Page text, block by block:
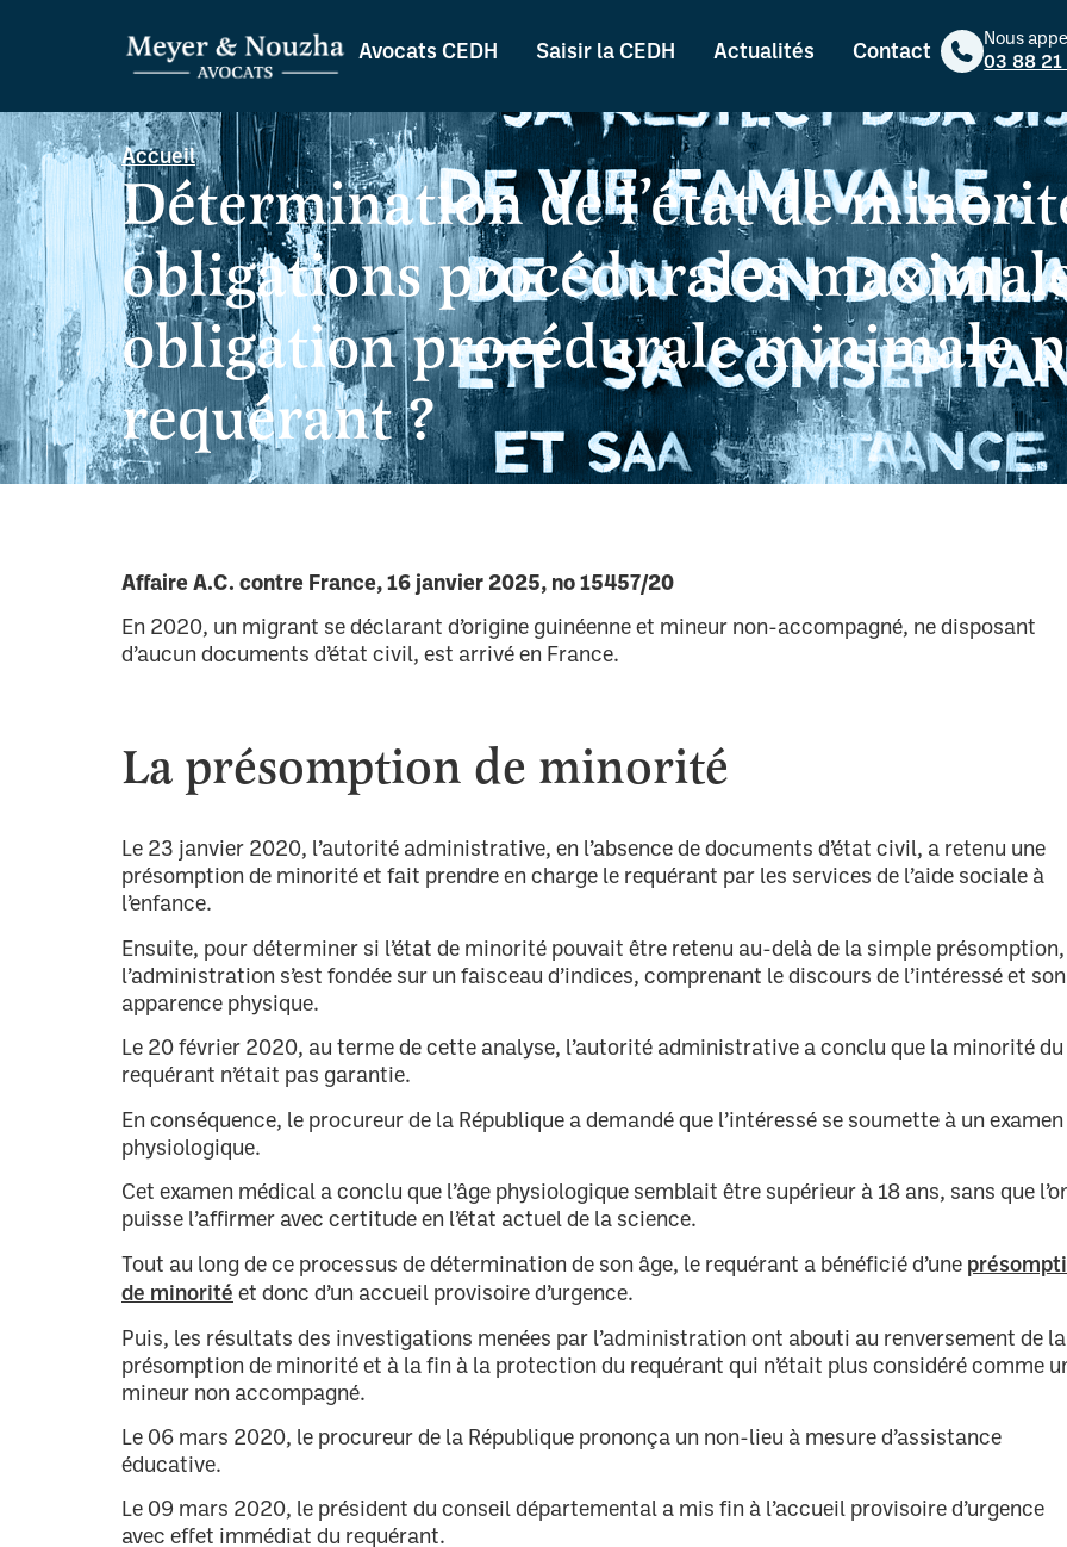
Avocats CEDH Saisir la CEDH Actualités Contact Nous
03 88 21
Accueil
Détermination de l’état de
obligations procédurales
obligation procédurale minimale
requérant ?
Affaire A.C. contre France, 16 janvier 2025, no 15457/20
En 2020, un migrant se déclarant d’origine guinéenne et mineur non-accompagné, ne disposant
d’aucun documents d’état civil, est arrivé en France.
La présomption de minorité
Le 23 janvier 2020, l’autorité administrative, en l’absence de documents d’état civil, a retenu une
présomption de minorité et fait prendre en charge le requérant par les services de l’aide sociale à
l’enfance.
Ensuite, pour déterminer si l’état de minorité pouvait être retenu au-delà de la simple présomption,
l’administration s’est fondée sur un faisceau d’indices, comprenant le discours de l’intéressé et son
apparence physique.
Le 20 février 2020, au terme de cette analyse, l’autorité administrative a conclu que la minorité du
requérant n’était pas garantie.
En conséquence, le procureur de la République a demandé que l’intéressé se soumette à un examen
physiologique.
Cet examen médical a conclu que l’âge physiologique semblait être supérieur à 18 ans, sans que
puisse l’affirmer avec certitude en l’état actuel de la science.
Tout au long de ce processus de détermination de son âge, le requérant a bénéficié d’une
de minorité et donc d’un accueil provisoire d’urgence.
Puis, les résultats des investigations menées par l’administration ont abouti au renversement de la
présomption de minorité et à la fin à la protection du requérant qui n’était plus considéré comme
mineur non accompagné.
Le 06 mars 2020, le procureur de la République prononça un non-lieu à mesure d’assistance
éducative.
Le 09 mars 2020, le président du conseil départemental a mis fin à l’accueil provisoire d’urgence
avec effet immédiat du requérant.